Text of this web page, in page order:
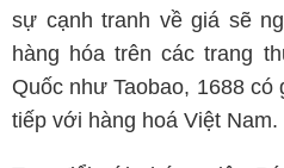
sự cạnh tranh về giá sẽ
hàng hóa trên các trang
Quốc như Taobao, 1688
tiếp với hàng hoá Việt Nam.